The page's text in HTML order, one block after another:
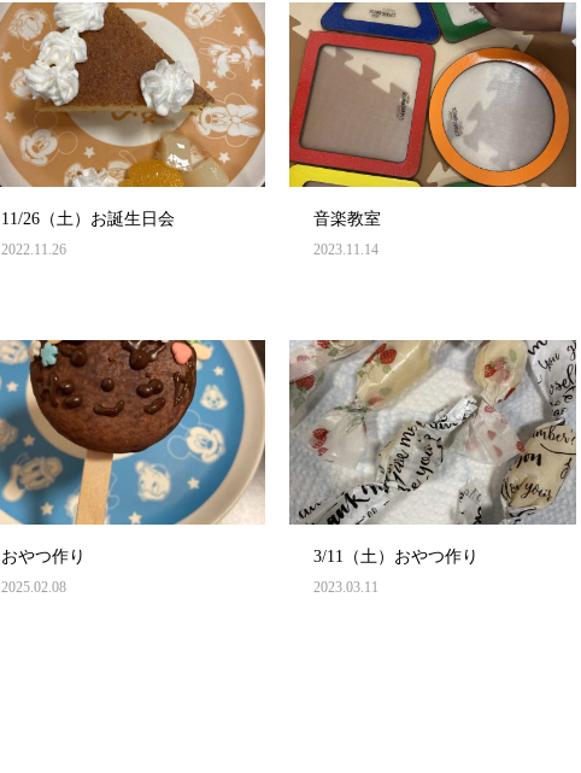
11/26（土）お誕生日会
2022.11.26
音楽教室
2023.11.14
おやつ作り
2025.02.08
3/11（土）おやつ作り
2023.03.11